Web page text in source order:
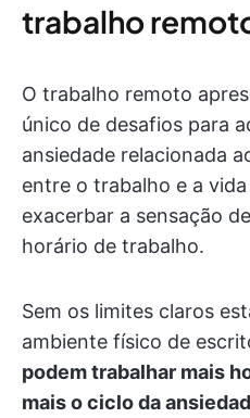
trabalho
O trabalho remoto
único de desafios para
ansiedade relacionada
entre o trabalho e a
exacerbar a sensação
horário de trabalho.
Sem os limites claros
ambiente físico de
podem trabalhar mais
mais o ciclo da